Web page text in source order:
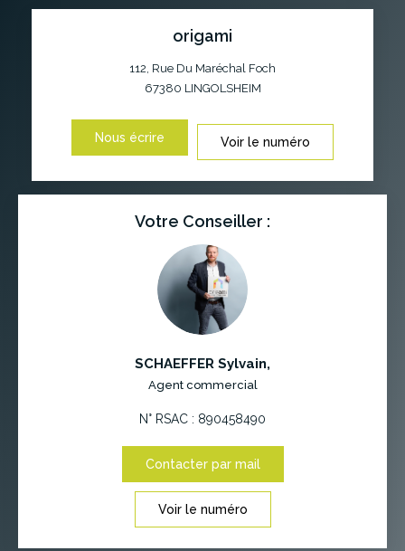
origami
112, Rue Du Maréchal Foch
67380 LINGOLSHEIM
Nous écrire Voir le numéro
Votre Conseiller :
SCHAEFFER Sylvain,
Agent commercial
N° RSAC : 890458490
Contacter par mail
Voir le numéro